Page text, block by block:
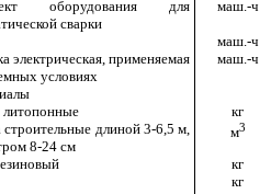
оборудования для
сварки
маш.-ч
маш.-ч
электрическая, применяемая
условиях
маш.-ч
литопонные кг
строительные длиной 3-6,5 м,
8-24 см
м3
кг
кг